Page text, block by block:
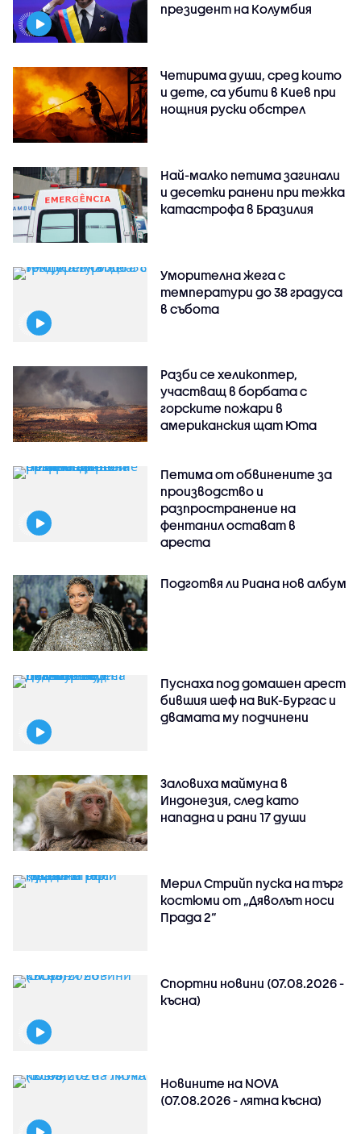
президент на Колумбия
Четирима души, сред които
и дете, са убити в Киев при
нощния руски обстрел
Най-малко петима загинали
и десетки ранени при тежка
катастрофа в Бразилия
Уморителна жега с
температури до 38 градуса
в събота
Разби се хеликоптер,
участващ в борбата с
горските пожари в
американския щат Юта
Петима от обвинените за
производство и
разпространение на
фентанил остават в
ареста
Подготвя ли Риана нов албум
Пуснаха под домашен арест
бившия шеф на ВиК-Бургас и
двамата му подчинени
Заловиха маймуна в
Индонезия, след като
нападна и рани 17 души
Мерил Стрийп пуска на търг
костюми от „Дяволът носи
Прада 2“
Спортни новини (07.08.2026 -
късна)
Новините на NOVA
(07.08.2026 - лятна късна)